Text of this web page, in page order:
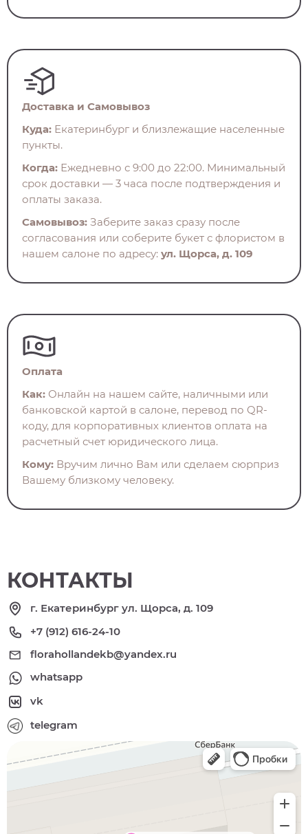
Доставка и Самовывоз
Куда: Екатеринбург и близлежащие населенные
пункты.
Когда: Ежедневно с 9:00 до 22:00. Минимальный
срок доставки — 3 часа после подтверждения и
оплаты заказа.
Самовывоз: Заберите заказ сразу после
согласования или соберите букет с флористом в
нашем салоне по адресу: ул. Щорса, д. 109
Оплата
Как: Онлайн на нашем сайте, наличными или
банковской картой в салоне, перевод по QR-
коду, для корпоративных клиентов оплата на
расчетный счет юридического лица.
Кому: Вручим лично Вам или сделаем сюрприз
Вашему близкому человеку.
КОНТАКТЫ
г. Екатеринбург ул. Щорса, д. 109
+7 (912) 616-24-10
florahollandekb@yandex.ru
whatsapp
vk
telegram